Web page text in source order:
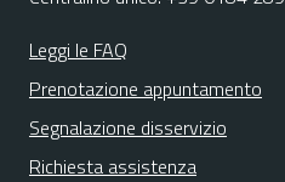
Leggi le FAQ
Prenotazione appuntamento
Segnalazione disservizio
Richiesta assistenza